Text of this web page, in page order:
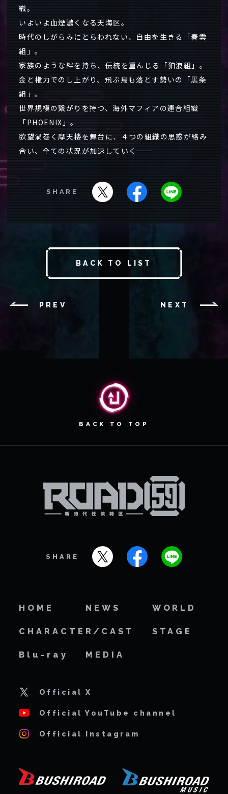
織。
いよいよ血煙濃くなる天海区。
時代のしがらみにとらわれない、自由を生きる「春雲
組」。
家族のような絆を持ち、伝統を重んじる「狛浪組」。
金と権力でのし上がり、飛ぶ鳥も落とす勢いの「黒条
組」。
世界規模の繋がりを持つ、海外マフィアの連合組織
「PHOENIX」。
欲望渦巻く摩天楼を舞台に、４つの組織の思惑が絡み
合い、全ての状況が加速していく──
SHARE
PREV
BACK TO LIST
NEXT
BACK TO TOP
SHARE
HOME NEWS WORLD
CHARACTER/CAST STAGE
Blu-ray MEDIA
Official X
Official YouTube channel
Official Instagram